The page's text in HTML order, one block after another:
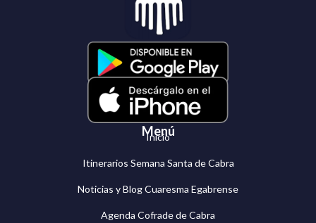
Menú
Inicio
Itinerarios Semana Santa de Cabra
Noticias y Blog Cuaresma Egabrense
Agenda Cofrade de Cabra